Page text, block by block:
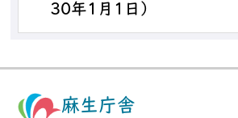
30年1月1日）
麻生庁舎